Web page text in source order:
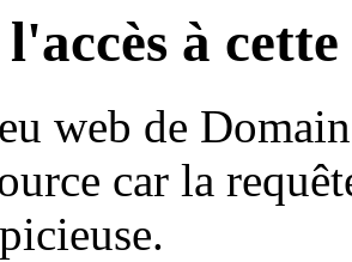
à
web de
car la